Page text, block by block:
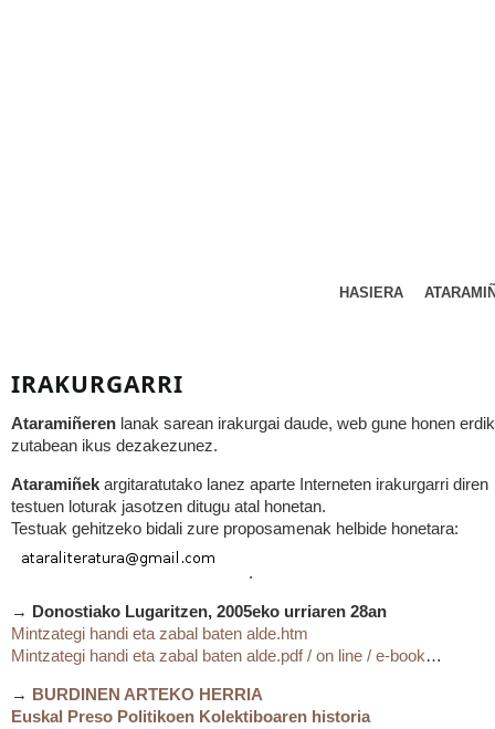
HASIERA
IRAKURGARRI
Ataramiñeren lanak sarean irakurgai daude, web gune honen
zutabean ikus dezakezunez.
Ataramiñek argitaratutako lanez aparte Interneten irakurgarri diren
testuen loturak jasotzen ditugu atal honetan.
Testuak gehitzeko bidali zure proposamenak helbide honetara:
.
→
Donostiako Lugaritzen, 2005eko urriaren 28an
Mintzategi handi eta zabal baten alde.htm
Mintzategi handi eta zabal baten alde.pdf / on line / e-book…
→
BURDINEN ARTEKO HERRIA
Euskal Preso Politikoen Kolektiboaren historia